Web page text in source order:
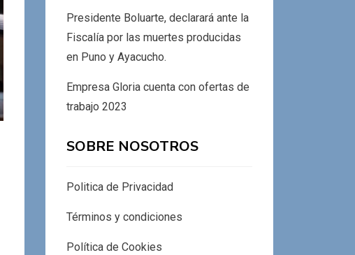
Presidente Boluarte, declarará ante la
Fiscalía por las muertes producidas
en Puno y Ayacucho.
Empresa Gloria cuenta con ofertas de
trabajo 2023
SOBRE NOSOTROS
Politica de Privacidad
Términos y condiciones
Política de Cookies